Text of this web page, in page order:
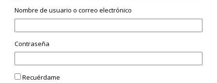
Nombre de usuario o correo electrónico
Contraseña
Recuérdame